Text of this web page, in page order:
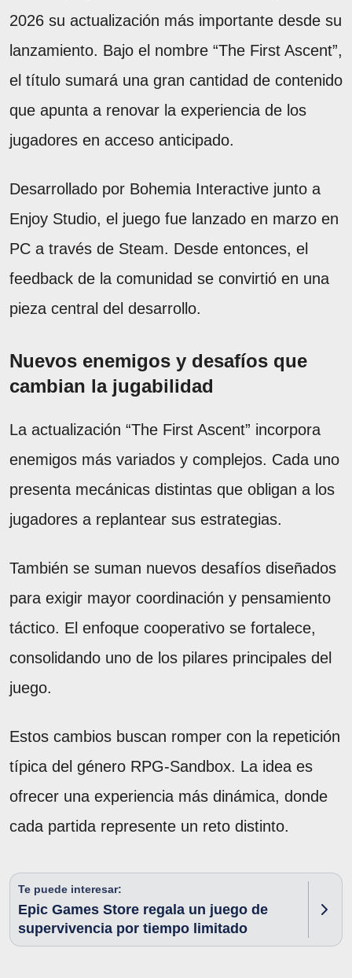
2026 su actualización más importante desde su
lanzamiento. Bajo el nombre “The First Ascent”,
el título sumará una gran cantidad de contenido
que apunta a renovar la experiencia de los
jugadores en acceso anticipado.
Desarrollado por Bohemia Interactive junto a
Enjoy Studio, el juego fue lanzado en marzo en
PC a través de Steam. Desde entonces, el
feedback de la comunidad se convirtió en una
pieza central del desarrollo.
Nuevos enemigos y desafíos que
cambian la jugabilidad
La actualización “The First Ascent” incorpora
enemigos más variados y complejos. Cada uno
presenta mecánicas distintas que obligan a los
jugadores a replantear sus estrategias.
También se suman nuevos desafíos diseñados
para exigir mayor coordinación y pensamiento
táctico. El enfoque cooperativo se fortalece,
consolidando uno de los pilares principales del
juego.
Estos cambios buscan romper con la repetición
típica del género RPG-Sandbox. La idea es
ofrecer una experiencia más dinámica, donde
cada partida represente un reto distinto.
Te puede interesar:
Epic Games Store regala un juego de
supervivencia por tiempo limitado